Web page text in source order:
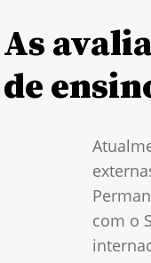
As
de
com o